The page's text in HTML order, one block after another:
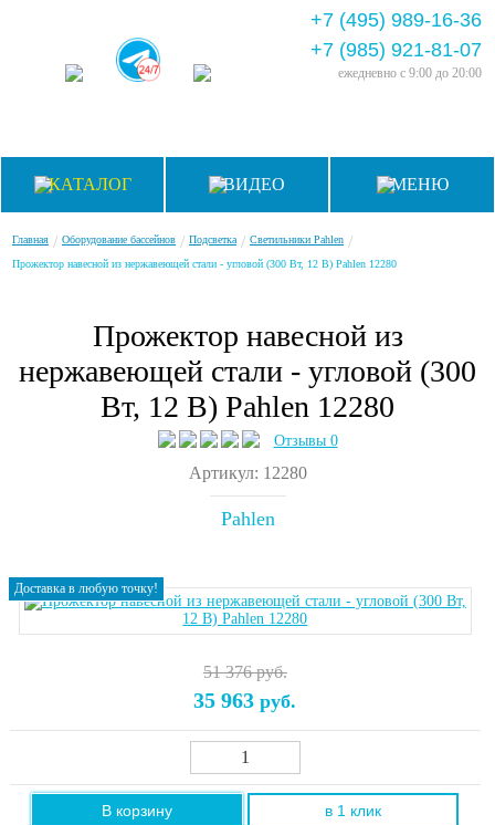
+7 (495) 989-16-36
+7 (985) 921-81-07
ежедневно с 9:00 до 20:00
КАТАЛОГ ВИДЕО МЕНЮ
Главная / Оборудование бассейнов / Подсветка / Светильники Pahlen /
Прожектор навесной из нержавеющей стали - угловой (300 Вт, 12 В) Pahlen 12280
Прожектор навесной из
нержавеющей стали - угловой (300
Вт, 12 В) Pahlen 12280
Отзывы 0
Артикул: 12280
Pahlen
Доставка в любую точку!
51 376 руб.
35 963 руб.
В корзину в 1 клик